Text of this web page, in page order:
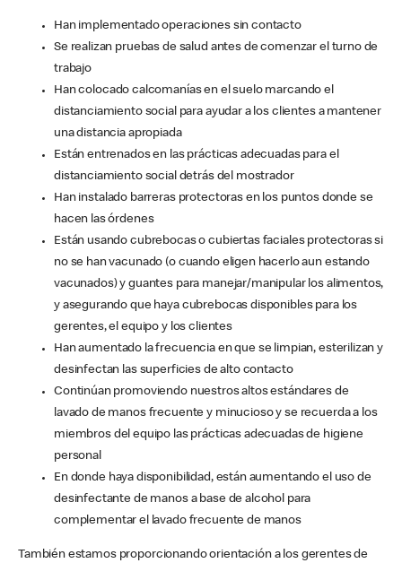
Han implementado operaciones sin contacto
Se realizan pruebas de salud antes de comenzar el turno de
trabajo
Han colocado calcomanías en el suelo marcando el
distanciamiento social para ayudar a los clientes a mantener
una distancia apropiada
Están entrenados en las prácticas adecuadas para el
distanciamiento social detrás del mostrador
Han instalado barreras protectoras en los puntos donde se
hacen las órdenes
Están usando cubrebocas o cubiertas faciales protectoras si
no se han vacunado (o cuando eligen hacerlo aun estando
vacunados) y guantes para manejar/manipular los alimentos,
y asegurando que haya cubrebocas disponibles para los
gerentes, el equipo y los clientes
Han aumentado la frecuencia en que se limpian, esterilizan y
desinfectan las superficies de alto contacto
Continúan promoviendo nuestros altos estándares de
lavado de manos frecuente y minucioso y se recuerda a los
miembros del equipo las prácticas adecuadas de higiene
personal
En donde haya disponibilidad, están aumentando el uso de
desinfectante de manos a base de alcohol para
complementar el lavado frecuente de manos
También estamos proporcionando orientación a los gerentes de